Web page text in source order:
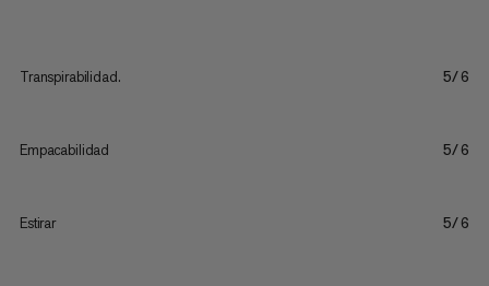
Transpirabilidad. 5/6
Empacabilidad 5/6
Estirar 5/6